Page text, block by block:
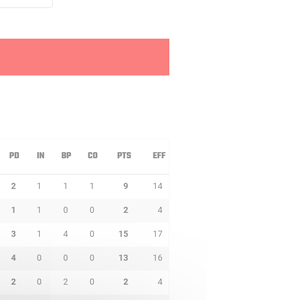
PD IN BP CO PTS EFF
2 1 1 1 9 14
1 1 0 0 2 4
3 1 4 0 15 17
4 0 0 0 13 16
2 0 2 0 2 4